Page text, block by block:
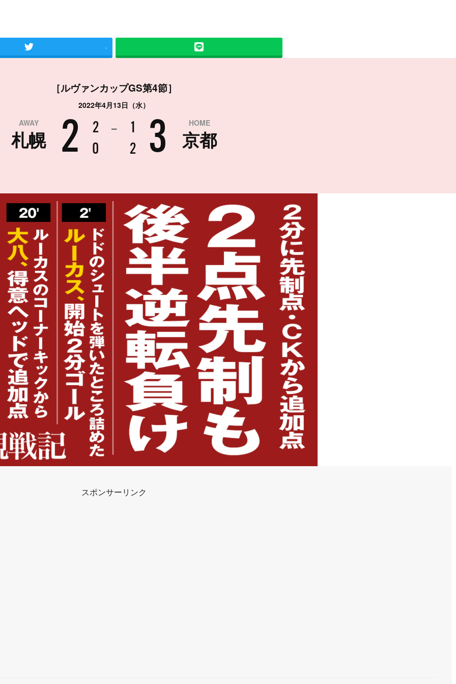
-
［ルヴァンカップGS第4節］
2022年4月13日（水）
AWAY
札幌 2
2
0
–
1
2
3 HOME
京都
スポンサーリンク